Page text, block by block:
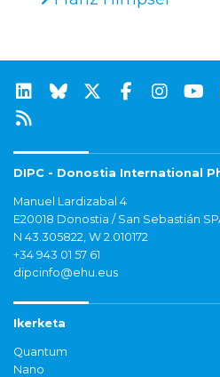
DIPC - Donostia International
Manuel Lardizabal 4
E20018 Donostia / San Sebastián
N 43.305822, W 2.010172
+34 943 01 57 61
dipcinfo@ehu.eus
Ikerketa
Quantum
Nano